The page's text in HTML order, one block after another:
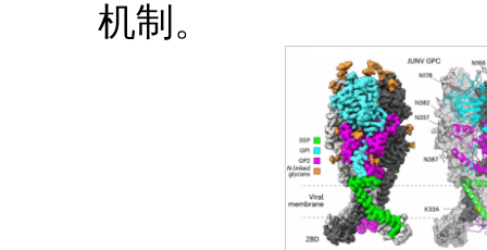
机制。